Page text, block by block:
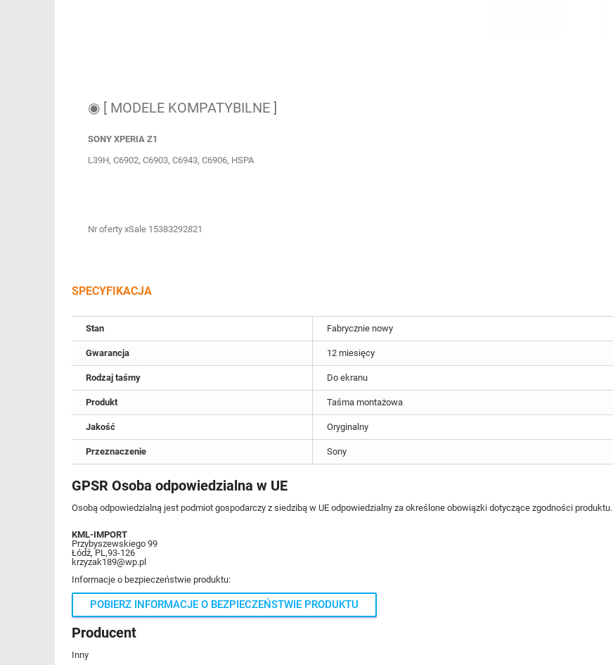
◉ [ MODELE KOMPATYBILNE ]
SONY XPERIA Z1
L39H, C6902, C6903, C6943, C6906, HSPA
Nr oferty xSale 15383292821
SPECYFIKACJA
Stan Fabrycznie nowy
Gwarancja 12 miesięcy
Rodzaj taśmy Do ekranu
Produkt Taśma montażowa
Jakość Oryginalny
Przeznaczenie Sony
GPSR Osoba odpowiedzialna w UE
Osobą odpowiedzialną jest podmiot gospodarczy z siedzibą w UE odpowiedzialny za określone obowiązki dotyczące zgodności produktu.
KML-IMPORT
Przybyszewskiego 99
Łódź, PL,93-126
krzyzak189@wp.pl
Informacje o bezpieczeństwie produktu:
POBIERZ INFORMACJE O BEZPIECZEŃSTWIE PRODUKTU
Producent
Inny